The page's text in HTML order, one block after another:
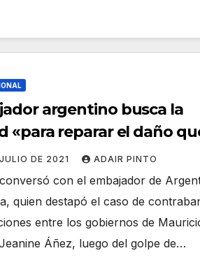
argentino busca la
«para reparar el daño
le hizo a Bolivia»
DE 2021 ADAIR PINTO
con el embajador de
quien destapó el caso de
entre los gobiernos de
Áñez, luego del golpe de…